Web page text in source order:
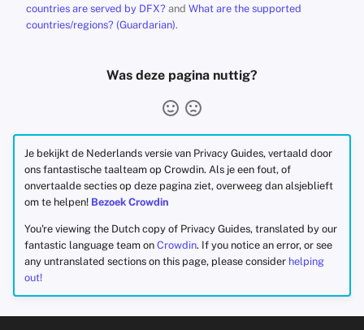
countries are served by DFX? and What are the supported
countries/regions? (Guardarian).
Was deze pagina nuttig?
Je bekijkt de Nederlands versie van Privacy Guides, vertaald door
ons fantastische taalteam op Crowdin. Als je een fout, of
onvertaalde secties op deze pagina ziet, overweeg dan alsjeblieft
om te helpen! Bezoek Crowdin
You're viewing the Dutch copy of Privacy Guides, translated by our
fantastic language team on Crowdin. If you notice an error, or see
any untranslated sections on this page, please consider helping
out!